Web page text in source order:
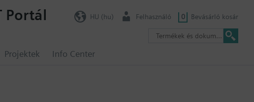
Projektek Info Center
Portál HU (hu) Felhasználó 0 Bevásárló kosár